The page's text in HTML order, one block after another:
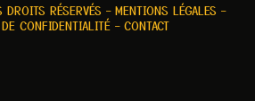
DROITS RÉSERVÉS – MENTIONS LÉGALES –
CONFIDENTIALITÉ – CONTACT